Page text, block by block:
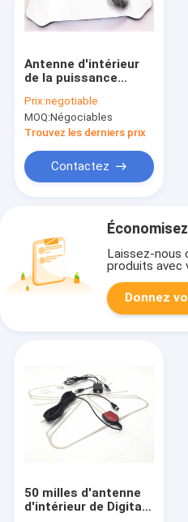
Antenne d'intérieur
de la puissance
de la haute définition
16 pieds de câble
coaxial de liaison
Prix:negotiable
MOQ:Négociables
Trouvez les derniers prix
Contactez
Laissez-nous
produits avec
Donnez
50 milles d'antenne
d'intérieur de Digital